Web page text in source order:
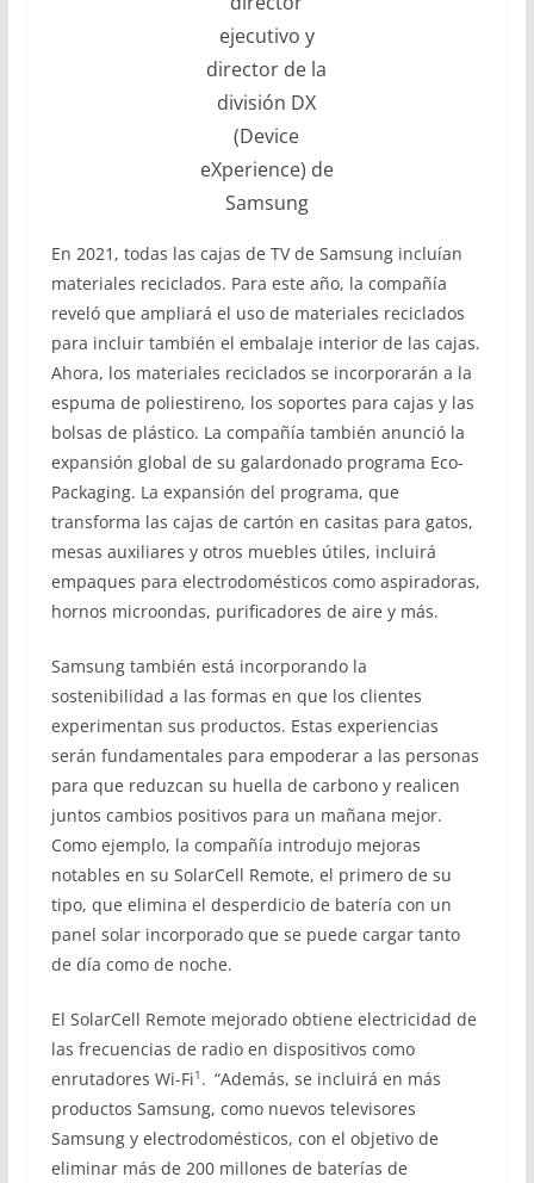
ejecutivo y
director de la
división DX
(Device
eXperience) de
Samsung
En 2021, todas las cajas de TV de Samsung incluían
materiales reciclados. Para este año, la compañía
reveló que ampliará el uso de materiales reciclados
para incluir también el embalaje interior de las cajas.
Ahora, los materiales reciclados se incorporarán a la
espuma de poliestireno, los soportes para cajas y las
bolsas de plástico. La compañía también anunció la
expansión global de su galardonado programa Eco-
Packaging. La expansión del programa, que
transforma las cajas de cartón en casitas para gatos,
mesas auxiliares y otros muebles útiles, incluirá
empaques para electrodomésticos como aspiradoras,
hornos microondas, purificadores de aire y más.
Samsung también está incorporando la
sostenibilidad a las formas en que los clientes
experimentan sus productos. Estas experiencias
serán fundamentales para empoderar a las personas
para que reduzcan su huella de carbono y realicen
juntos cambios positivos para un mañana mejor.
Como ejemplo, la compañía introdujo mejoras
notables en su SolarCell Remote, el primero de su
tipo, que elimina el desperdicio de batería con un
panel solar incorporado que se puede cargar tanto
de día como de noche.
El SolarCell Remote mejorado obtiene electricidad de
las frecuencias de radio en dispositivos como
enrutadores Wi-Fi1 . “Además, se incluirá en más
productos Samsung, como nuevos televisores
Samsung y electrodomésticos, con el objetivo de
eliminar más de 200 millones de baterías de